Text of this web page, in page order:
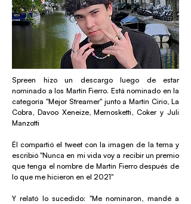
Spreen hizo un descargo luego de estar
nominado a los Martín Fierro. Está nominado en la
categoría "Mejor Streamer" junto a Martín Cirio, La
Cobra, Davoo Xeneize, Mernosketti, Coker y Juli
Manzotti
Él compartió el tweet con la imagen de la terna y
escribió "Nunca en mi vida voy a recibir un premio
que tenga el nombre de Martín Fierro después de
lo que me hicieron en el 2021"
Y relató lo sucedido: "Me nominaron, mandé a